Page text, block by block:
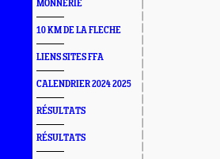
MONNERIE
10 KM DE LA FLECHE
LIENS SITES FFA
CALENDRIER 2024 2025
RÉSULTATS
RÉSULTATS